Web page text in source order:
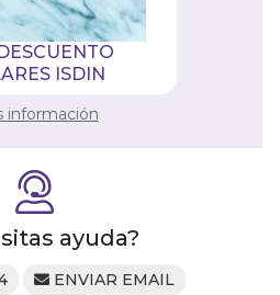
ISDIN
información
ayuda?
ENVIAR EMAIL